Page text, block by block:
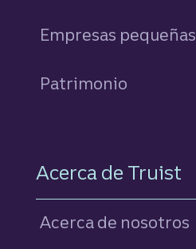
Empresas pequeñas
Patrimonio
Acerca de Truist
Acerca de nosotros